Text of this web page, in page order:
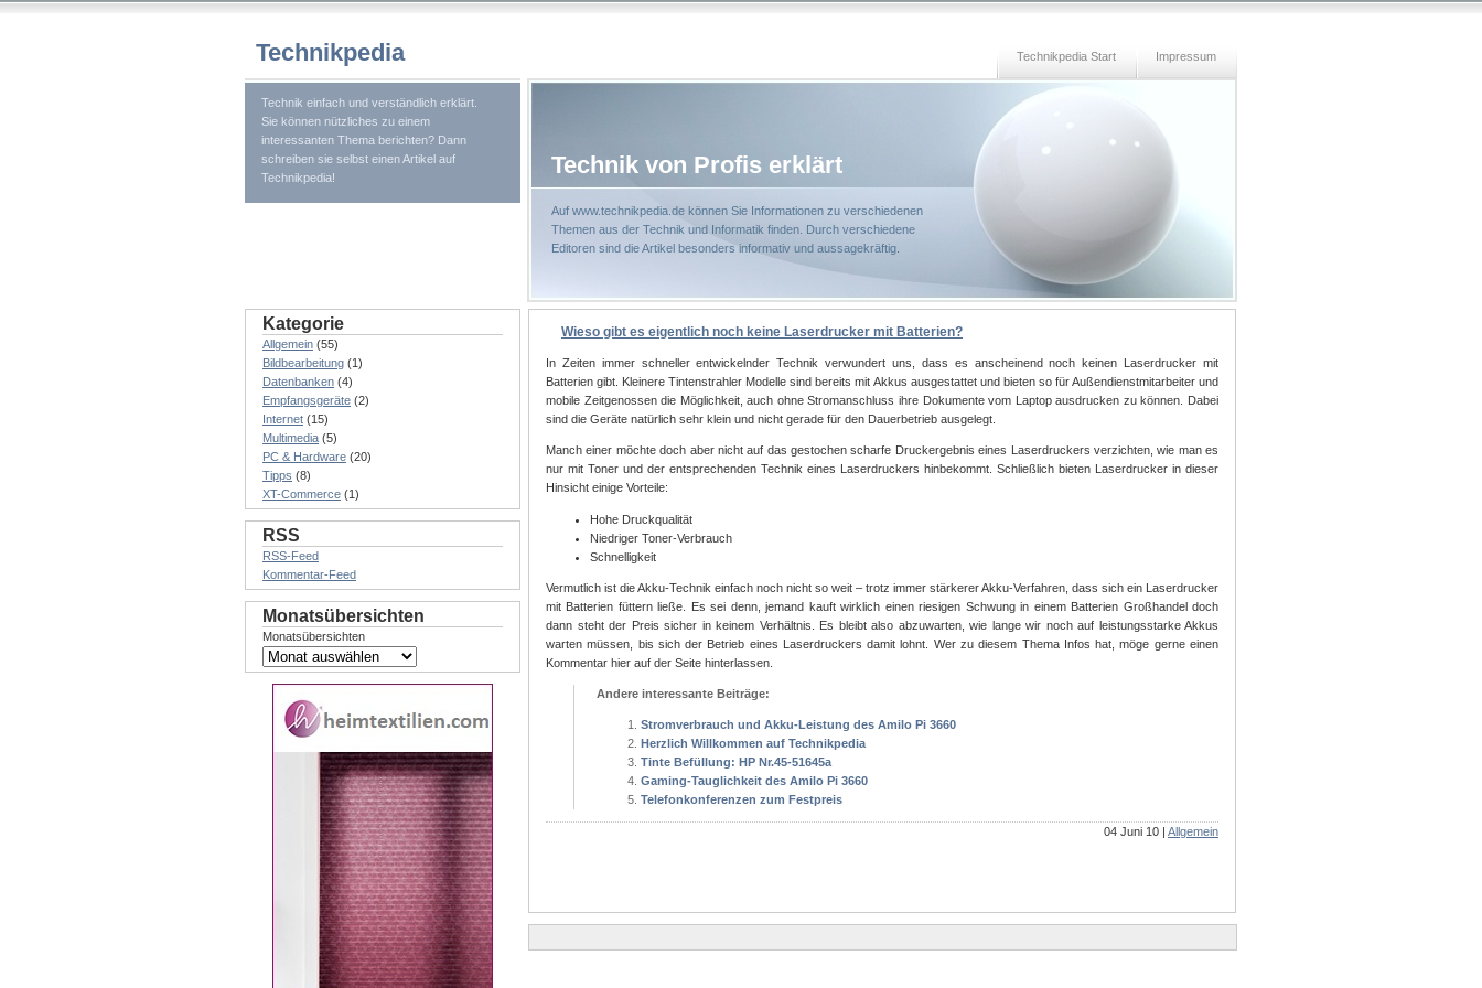
Technikpedia Technikpedia Start Impressum
Technik einfach und verständlich erklärt.
Sie können nützliches zu einem
interessanten Thema berichten? Dann
schreiben sie selbst einen Artikel auf
Technikpedia!
Technik von Profis erklärt
Auf www.technikpedia.de können Sie Informationen zu verschiedenen
Themen aus der Technik und Informatik finden. Durch verschiedene
Editoren sind die Artikel besonders informativ und aussagekräftig.
Wieso gibt es eigentlich noch keine Laserdrucker mit Batterien?
In Zeiten immer schneller entwickelnder Technik verwundert uns, dass es anscheinend noch keinen Laserdrucker mit
Batterien gibt. Kleinere Tintenstrahler Modelle sind bereits mit Akkus ausgestattet und bieten so für Außendienstmitarbeiter und
mobile Zeitgenossen die Möglichkeit, auch ohne Stromanschluss ihre Dokumente vom Laptop ausdrucken zu können. Dabei
sind die Geräte natürlich sehr klein und nicht gerade für den Dauerbetrieb ausgelegt.
Manch einer möchte doch aber nicht auf das gestochen scharfe Druckergebnis eines Laserdruckers verzichten, wie man es
nur mit Toner und der entsprechenden Technik eines Laserdruckers hinbekommt. Schließlich bieten Laserdrucker in dieser
Hinsicht einige Vorteile:
Hohe Druckqualität
Niedriger Toner-Verbrauch
Schnelligkeit
Vermutlich ist die Akku-Technik einfach noch nicht so weit – trotz immer stärkerer Akku-Verfahren, dass sich ein Laserdrucker
mit Batterien füttern ließe. Es sei denn, jemand kauft wirklich einen riesigen Schwung in einem Batterien Großhandel doch
dann steht der Preis sicher in keinem Verhältnis. Es bleibt also abzuwarten, wie lange wir noch auf leistungsstarke Akkus
warten müssen, bis sich der Betrieb eines Laserdruckers damit lohnt. Wer zu diesem Thema Infos hat, möge gerne einen
Kommentar hier auf der Seite hinterlassen.
Andere interessante Beiträge:
Stromverbrauch und Akku-Leistung des Amilo Pi 3660
Herzlich Willkommen auf Technikpedia
Tinte Befüllung: HP Nr.45-51645a
Gaming-Tauglichkeit des Amilo Pi 3660
Telefonkonferenzen zum Festpreis
04 Juni 10 | Allgemein
Kategorie
Allgemein (55)
Bildbearbeitung (1)
Datenbanken (4)
Empfangsgeräte (2)
Internet (15)
Multimedia (5)
PC & Hardware (20)
Tipps (8)
XT-Commerce (1)
RSS
RSS-Feed
Kommentar-Feed
Monatsübersichten
Monatsübersichten